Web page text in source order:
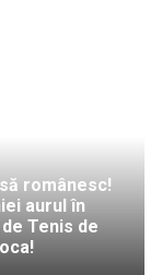
românesc!
aurul în
Tenis de